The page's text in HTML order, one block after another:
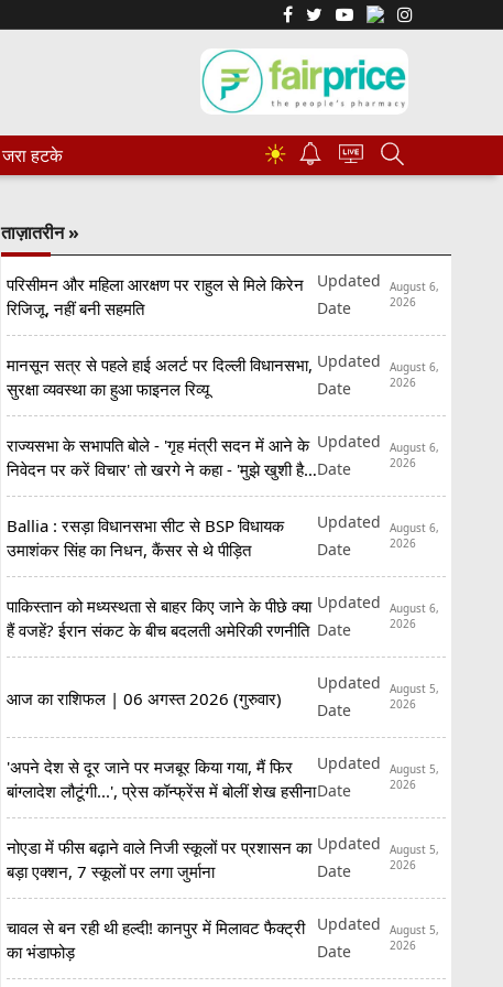
जरा हटके ☀
ताज़ातरीन »
परिसीमन और महिला आरक्षण पर राहुल से मिले किरेन
रिजिजू, नहीं बनी सहमति
Updated
Date
August 6,
2026
मानसून सत्र से पहले हाई अलर्ट पर दिल्ली विधानसभा,
सुरक्षा व्यवस्था का हुआ फाइनल रिव्यू
Updated
Date
August 6,
2026
राज्यसभा के सभापति बोले - 'गृह मंत्री सदन में आने के
निवेदन पर करें विचार' तो खरगे ने कहा - 'मुझे खुशी है
कि...'
Updated
Date
August 6,
2026
Ballia : रसड़ा विधानसभा सीट से BSP विधायक
उमाशंकर सिंह का निधन, कैंसर से थे पीड़ित
Updated
Date
August 6,
2026
पाकिस्तान को मध्यस्थता से बाहर किए जाने के पीछे क्या
हैं वजहें? ईरान संकट के बीच बदलती अमेरिकी रणनीति
Updated
Date
August 6,
2026
आज का राशिफल | 06 अगस्त 2026 (गुरुवार)
Updated
Date
August 5,
2026
'अपने देश से दूर जाने पर मजबूर किया गया, मैं फिर
बांग्लादेश लौटूंगी...', प्रेस कॉन्फ्रेंस में बोलीं शेख हसीना
Updated
Date
August 5,
2026
नोएडा में फीस बढ़ाने वाले निजी स्कूलों पर प्रशासन का
बड़ा एक्शन, 7 स्कूलों पर लगा जुर्माना
Updated
Date
August 5,
2026
चावल से बन रही थी हल्दी! कानपुर में मिलावट फैक्ट्री
का भंडाफोड़
Updated
Date
August 5,
2026